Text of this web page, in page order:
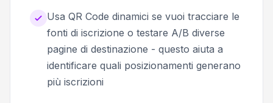
Usa QR Code dinamici se vuoi tracciare le
fonti di iscrizione o testare A/B diverse
pagine di destinazione - questo aiuta a
identificare quali posizionamenti generano
più iscrizioni